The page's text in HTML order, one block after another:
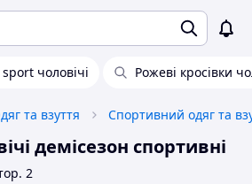
чоловічі Рожеві кросівки
та взуття Спортивний одяг та
демісезон спортивні
2